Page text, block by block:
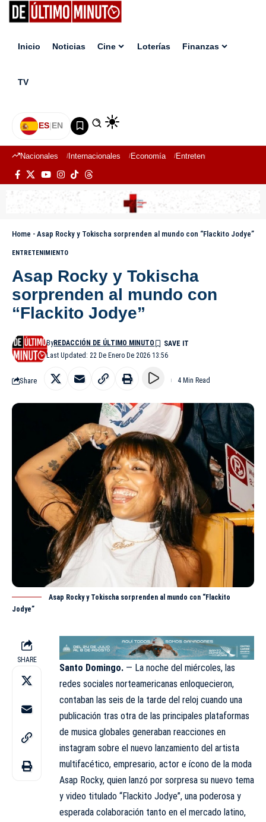
Inicio Noticias Cine Loterías Finanzas
TV
ES|EN
Nacionales Internacionales Economía Entretenimiento
Home - Asap Rocky y Tokischa sorprenden al mundo con “Flackito Jodye”
ENTRETENIMIENTO
Asap Rocky y Tokischa
sorprenden al mundo con
“Flackito Jodye”
Last Updated: 22 De Enero De 2026 13:56
ByREDACCIÓN DE ÚLTIMO MINUTO
Share 4 Min Read
Asap Rocky y Tokischa sorprenden al mundo con “Flackito
Jodye”
SHARE
Santo Domingo. — La noche del miércoles, las
redes sociales norteamericanas enloquecieron,
contaban las seis de la tarde del reloj cuando una
publicación tras otra de las principales plataformas
de musica globales generaban reacciones en
instagram sobre el nuevo lanzamiento del artista
multifacético, empresario, actor e ícono de la moda
Asap Rocky, quien lanzó por sorpresa su nuevo tema
y video titulado “Flackito Jodye”, una poderosa y
esperada colaboración tanto en el mercado latino,